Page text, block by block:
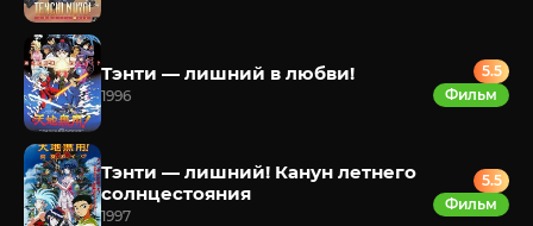
Тэнти — лишний в любви!
1996
5.5
Фильм
Тэнти — лишний! Канун летнего
солнцестояния
1997
5.5
Фильм